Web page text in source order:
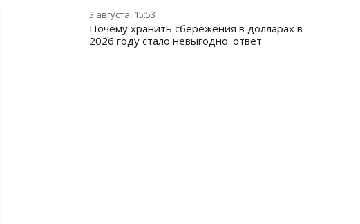
3 августа, 15:53
Почему хранить сбережения в долларах в
2026 году стало невыгодно: ответ